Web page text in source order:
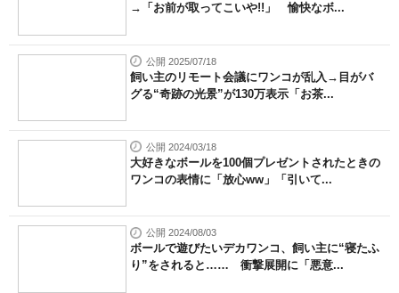
→「お前が取ってこいや!!」 愉快なボ...
公開 2025/07/18
飼い主のリモート会議にワンコが乱入→目がバ
グる“奇跡の光景”が130万表示「お茶...
公開 2024/03/18
大好きなボールを100個プレゼントされたときの
ワンコの表情に「放心ww」「引いて...
公開 2024/08/03
ボールで遊びたいデカワンコ、飼い主に“寝たふ
り”をされると…… 衝撃展開に「悪意...